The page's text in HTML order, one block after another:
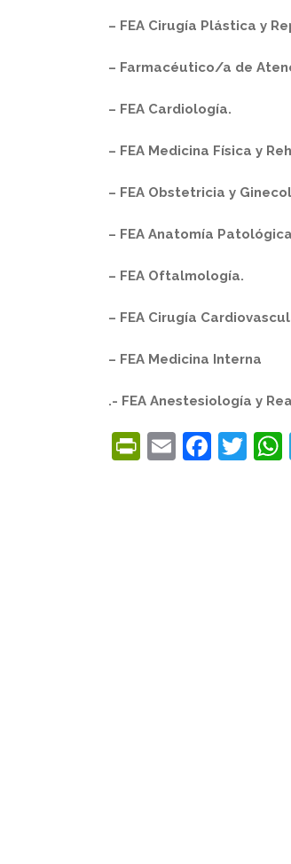
– FEA Cirugía Plástica y
– Farmacéutico/a de
– FEA Cardiología.
– FEA Medicina Física y
– FEA Obstetricia y
– FEA Anatomía
– FEA Oftalmología.
– FEA Cirugía
– FEA Medicina Interna
.- FEA Anestesiología y
Email